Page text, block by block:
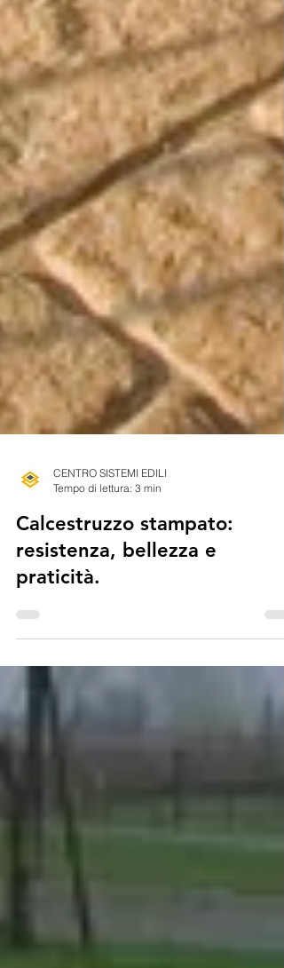
CENTRO SISTEMI EDILI
Tempo di lettura: 3 min
Calcestruzzo stampato:
resistenza, bellezza e
praticità.